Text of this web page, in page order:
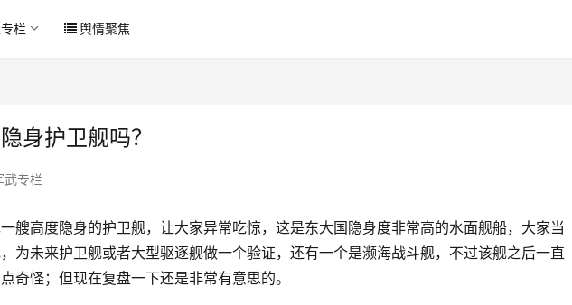
栏 舆情聚焦
身护卫舰吗？
武专栏
艘高度隐身的护卫舰，让大家异常吃惊，这是东大国隐身度非常高的水面舰船，大家当
为未来护卫舰或者大型驱逐舰做一个验证，还有一个是濒海战斗舰，不过该舰之后一直
奇怪；但现在复盘一下还是非常有意思的。